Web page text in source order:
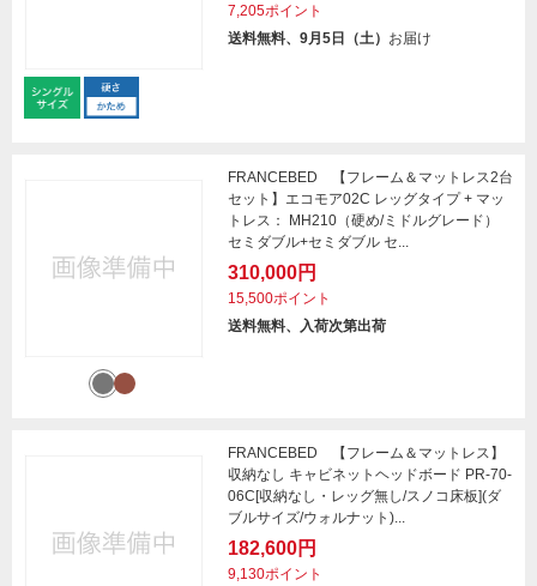
7,205ポイント
送料無料、9月5日（土） お届け
FRANCEBED 【フレーム＆マットレス2台
セット】エコモア02C レッグタイプ + マッ
トレス： MH210（硬め/ミドルグレード）
セミダブル+セミダブル セ...
310,000円
15,500ポイント
送料無料、入荷次第出荷
FRANCEBED 【フレーム＆マットレス】
収納なし キャビネットヘッドボード PR-70-
06C[収納なし・レッグ無し/スノコ床板](ダ
ブルサイズ/ウォルナット)...
182,600円
9,130ポイント